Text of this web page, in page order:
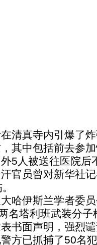
清真寺内引爆了
其中包括前去参
5人被送往医院后
员曾对新华社记
伊斯兰学者委员
名塔利班武装分
书面声明，强烈
方已抓捕了50名